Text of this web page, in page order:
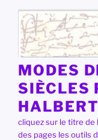
contenu
principal
MODES
SIÈCLES
HALBERT
cliquez sur le titre de
des pages les outils